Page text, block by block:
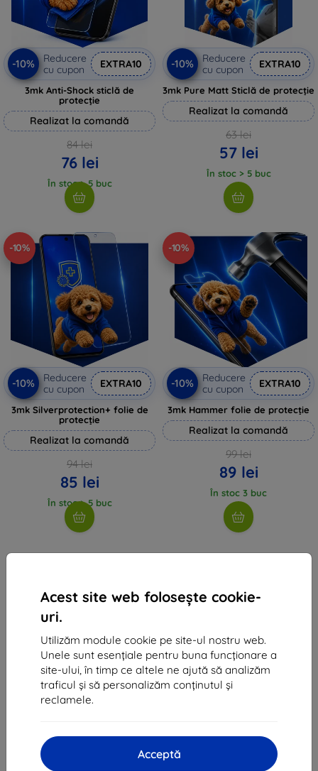
Acest site web folosește cookie-
uri.
Utilizăm module cookie pe site-ul nostru web.
Unele sunt esențiale pentru buna funcționare a
site-ului, în timp ce altele ne ajută să analizăm
traficul și să personalizăm conținutul și
reclamele.
Acceptă
-10%
Reducere
cu cupon
EXTRA10
3mk Anti-Shock sticlă de
protecție
Realizat la comandă
84 lei
76 lei
În stoc > 5 buc
-10%
Reducere
cu cupon
EXTRA10
3mk Pure Matt Sticlă de protecție
Realizat la comandă
63 lei
57 lei
În stoc > 5 buc
-10%
-10%
Reducere
cu cupon
EXTRA10
3mk Silverprotection+ folie de
protecție
Realizat la comandă
94 lei
85 lei
În stoc > 5 buc
-10%
-10%
Reducere
cu cupon
EXTRA10
3mk Hammer folie de protecție
Realizat la comandă
99 lei
89 lei
În stoc 3 buc
Ulica Rudolfa Mocka 3750/2A
841 04 Bratislava